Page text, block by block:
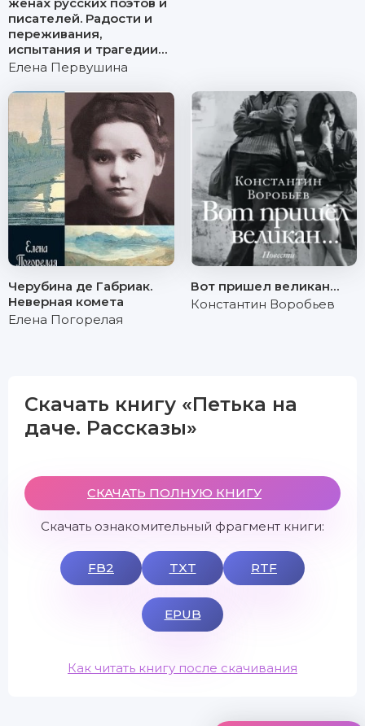
писателей. Радости и
переживания,
испытания и трагедии…
Елена Первушина
Черубина де Габриак.
Неверная комета
Елена Погорелая
Вот пришел великан…
Константин Воробьев
Скачать книгу «Петька на
даче. Рассказы»
СКАЧАТЬ ПОЛНУЮ КНИГУ
Скачать ознакомительный фрагмент книги:
FB2 TXT RTF
EPUB
Как читать книгу после скачивания